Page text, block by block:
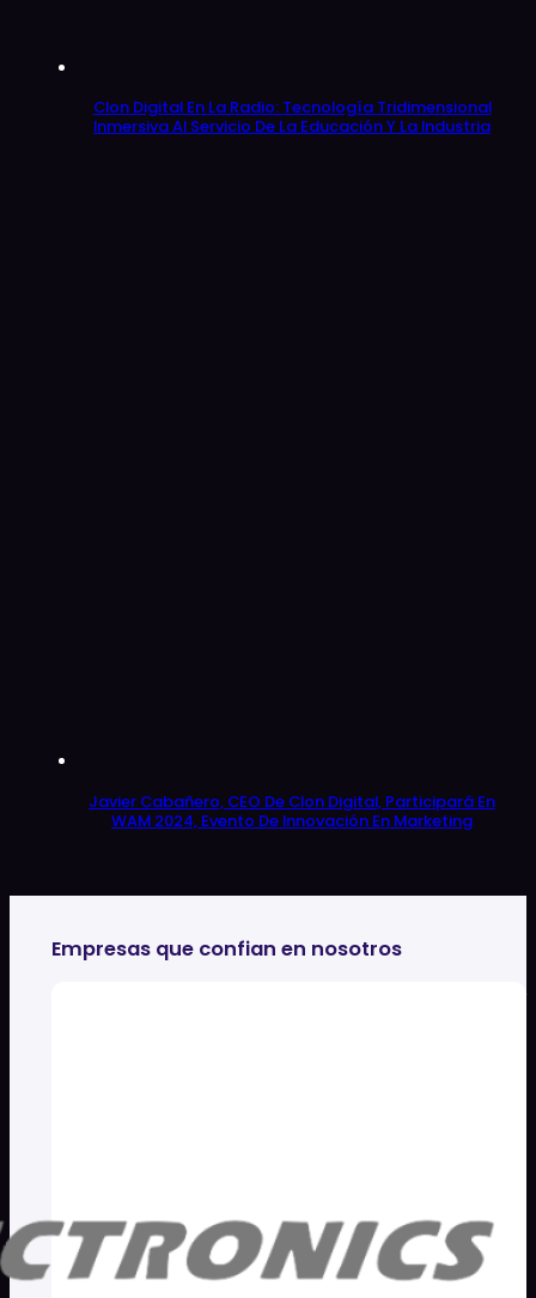
Clon Digital En La Radio: Tecnología Tridimensional
Inmersiva Al Servicio De La Educación Y La Industria
Javier Cabañero, CEO De Clon Digital, Participará En
WAM 2024, Evento De Innovación En Marketing
Empresas que confian en nosotros